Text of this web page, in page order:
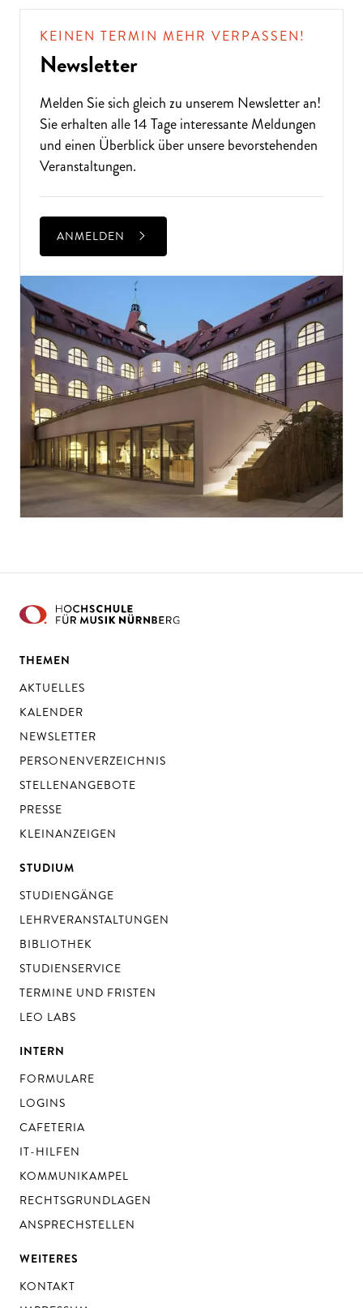
KEINEN TERMIN MEHR VERPASSEN!
Newsletter
Melden Sie sich gleich zu unserem Newsletteran!
Sie erhalten alle 14 Tage interessante Meldungen
und einen Überblick über unsere bevorstehenden
Veranstaltungen.
ANMELDEN
THEMEN
AKTUELLES
KALENDER
NEWSLETTER
PERSONENVERZEICHNIS
STELLENANGEBOTE
PRESSE
KLEINANZEIGEN
STUDIUM
STUDIENGÄNGE
LEHRVERANSTALTUNGEN
BIBLIOTHEK
STUDIENSERVICE
TERMINE UND FRISTEN
LEO LABS
INTERN
FORMULARE
LOGINS
CAFETERIA
IT-HILFEN
KOMMUNIKAMPEL
RECHTSGRUNDLAGEN
ANSPRECHSTELLEN
WEITERES
KONTAKT